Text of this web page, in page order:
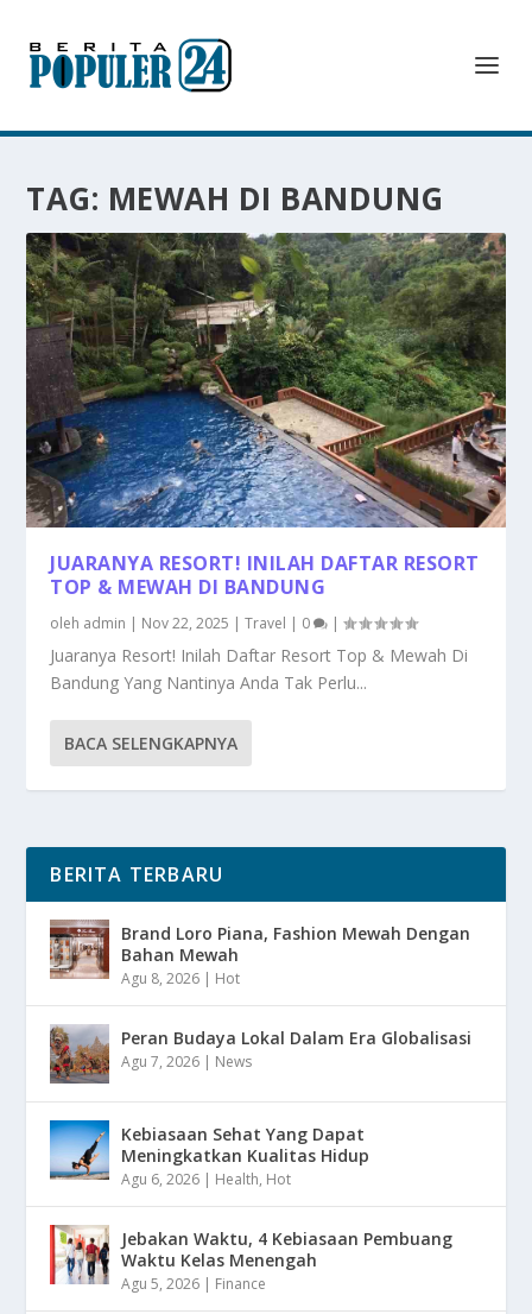
TAG: MEWAH DI BANDUNG
JUARANYA RESORT! INILAH DAFTAR RESORT
TOP & MEWAH DI BANDUNG
oleh admin | Nov 22, 2025 |Travel | 0 |
Juaranya Resort! Inilah Daftar Resort Top & Mewah Di
Bandung Yang Nantinya Anda Tak Perlu...
BACA SELENGKAPNYA
BERITA TERBARU
Brand Loro Piana, Fashion Mewah Dengan
Bahan Mewah
Agu 8, 2026 | Hot
Peran Budaya Lokal Dalam Era Globalisasi
Agu 7, 2026 | News
Kebiasaan Sehat Yang Dapat
Meningkatkan Kualitas Hidup
Agu 6, 2026 | Health, Hot
Jebakan Waktu, 4 Kebiasaan Pembuang
Waktu Kelas Menengah
Agu 5, 2026 | Finance